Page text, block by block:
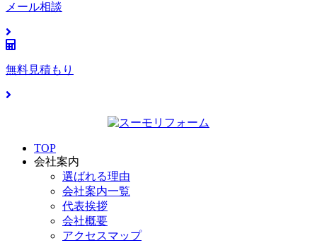
メール相談
無料見積もり
TOP
会社案内
選ばれる理由
会社案内一覧
代表挨拶
会社概要
アクセスマップ